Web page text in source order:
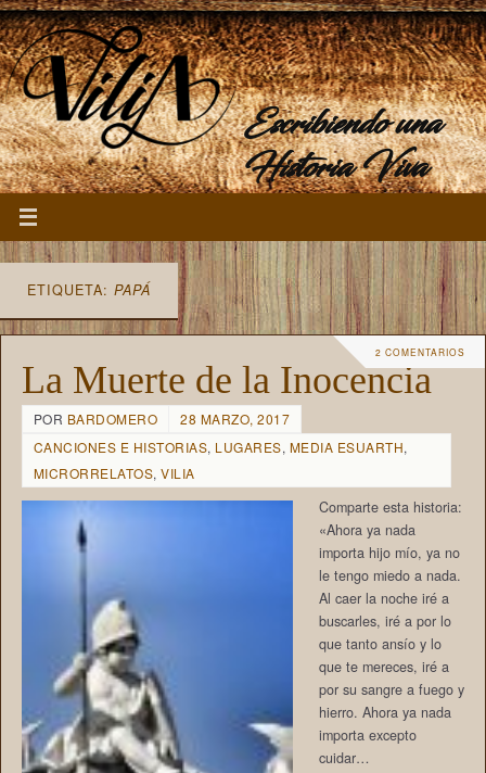
Escribiendo una
Historia Viva
ETIQUETA: PAPÁ
2 COMENTARIOS
La Muerte de la Inocencia
POR BARDOMERO
28 MARZO, 2017
CANCIONES E HISTORIAS, LUGARES, MEDIA ESUARTH,
MICRORRELATOS,VILIA
Comparte esta historia:
«Ahora ya nada
importa hijo mío, ya no
le tengo miedo a nada.
Al caer la noche iré a
buscarles, iré a por lo
que tanto ansío y lo
que te mereces, iré a
por su sangre a fuego y
hierro. Ahora ya nada
importa excepto
cuidar…